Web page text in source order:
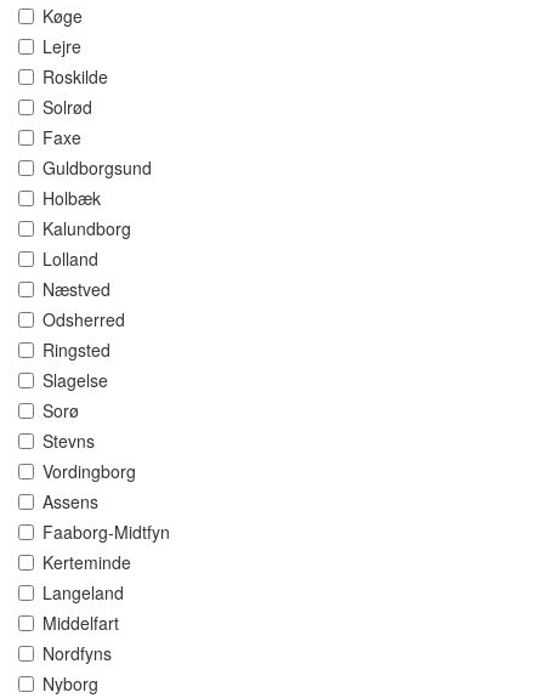
Køge
Lejre
Roskilde
Solrød
Faxe
Guldborgsund
Holbæk
Kalundborg
Lolland
Næstved
Odsherred
Ringsted
Slagelse
Sorø
Stevns
Vordingborg
Assens
Faaborg-Midtfyn
Kerteminde
Langeland
Middelfart
Nordfyns
Nyborg